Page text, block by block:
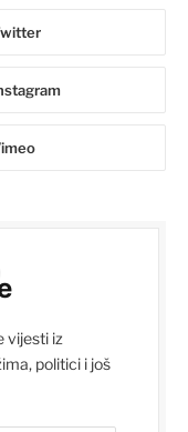
vijesti iz
politici i još